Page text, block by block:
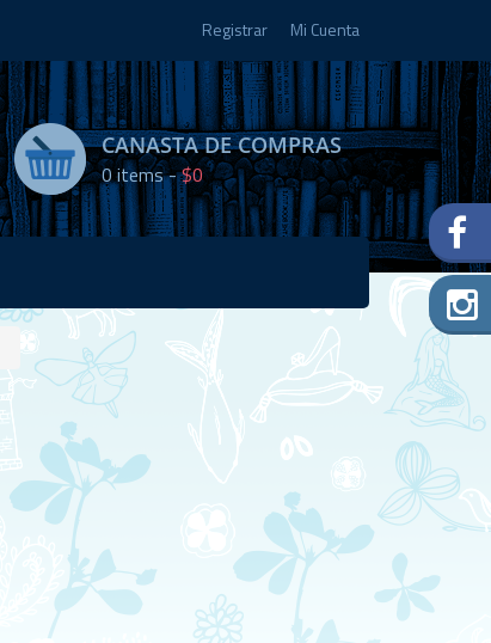
Registrar Mi Cuenta
CANASTA DE COMPRAS
0items -$0
Disponibilidad:
stock